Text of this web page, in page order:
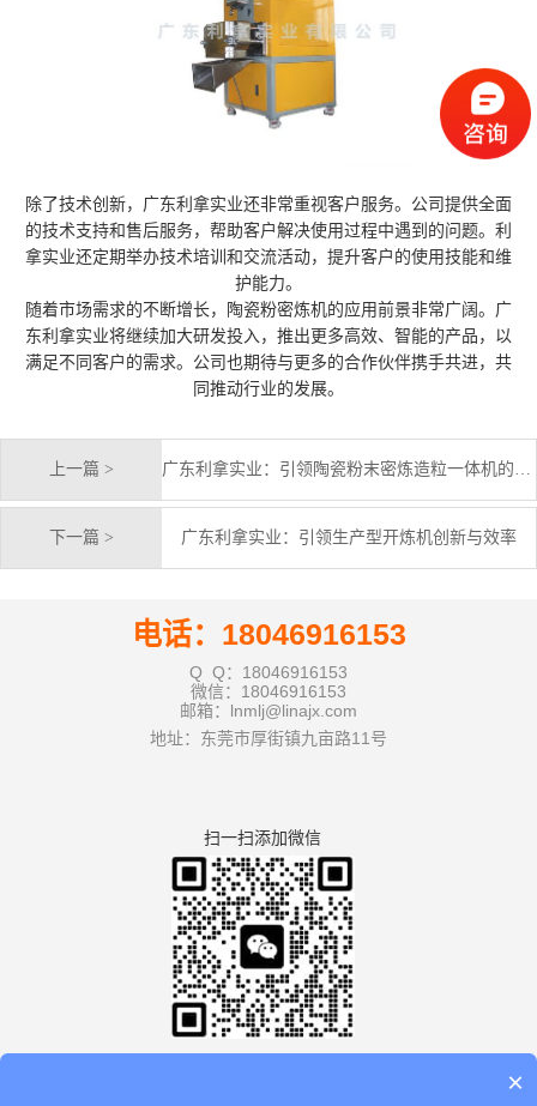
除了技术创新，广东利拿实业还非常重视客户服务。公司提供全面
的技术支持和售后服务，帮助客户解决使用过程中遇到的问题。利
拿实业还定期举办技术培训和交流活动，提升客户的使用技能和维
护能力。
随着市场需求的不断增长，陶瓷粉密炼机的应用前景非常广阔。广
东利拿实业将继续加大研发投入，推出更多高效、智能的产品，以
满足不同客户的需求。公司也期待与更多的合作伙伴携手共进，共
同推动行业的发展。
上一篇 >
下一篇 > 广东利拿实业：引领生产型开炼机创新与效率
电话：18046916153
Q Q：18046916153
微信：18046916153
邮箱：lnmlj@linajx.com
地址：东莞市厚街镇九亩路11号
扫一扫添加微信
×